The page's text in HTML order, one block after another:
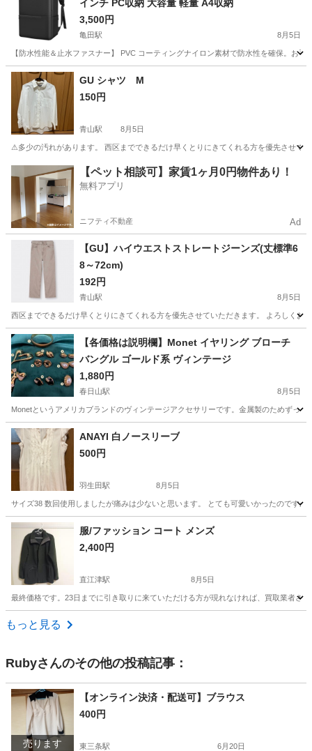
インチ PC収納 大容量 軽量 A4収納
3,500円
亀田駅 8月5日
【防水性能＆止水ファスナー】 PVC コーティングナイロン素材で防水性を確保。お
新潟 新潟市
GU シャツ M
150円
青山駅 8月5日
⚠︎多少の汚れがあります。 西区までできるだけ早くとりにきてくれる方を優先させて
新潟市 青山駅 シャツ 西区
【ペット相談可】家賃1ヶ月0円物件あり！
無料アプリ
ニフティ不動産 Ad
【GU】ハイウエストストレートジーンズ(丈標準6
8～72cm)
192円
青山駅 8月5日
西区までできるだけ早くとりにきてくれる方を優先させていただきます。 よろしくお
新潟 新潟市 青山駅 パンツ
【各価格は説明欄】Monet イヤリング ブローチ
バングル ゴールド系 ヴィンテージ
1,880円
春日山駅 8月5日
Monetというアメリカブランドのヴィンテージアクセサリーです。金属製のためずっ
新潟 上越市 春日山駅 アクセサリー
ANAYI 白ノースリーブ
500円
羽生田駅 8月5日
サイズ38 数回使用しましたが痛みは少ないと思います。 とても可愛いかったのですが
新潟 南蒲原郡 カットソー
服/ファッション コート メンズ
2,400円
直江津駅 8月5日
最終価格です。23日までに引き取りに来ていただける方が現れなければ、買取業者さ
新潟 上越市
もっと見る
Rubyさんのその他の投稿記事：
売ります
【オンライン決済・配送可】ブラウス
400円
東三条駅 6月20日